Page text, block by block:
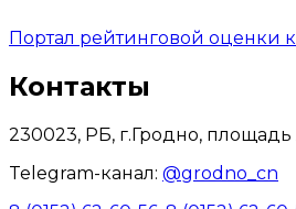
Портал рейтинговой оценки
Контакты
230023, РБ, г.Гродно, площадь
Telegram-канал: @grodno_cn